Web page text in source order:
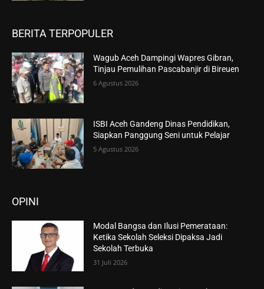
BERITA TERPOPULER
Wagub Aceh Dampingi Wapres Gibran,
Tinjau Pemulihan Pascabanjir di Bireuen
6 Agustus 2026
ISBI Aceh Gandeng Dinas Pendidikan,
Siapkan Panggung Seni untuk Pelajar
5 Agustus 2026
OPINI
Modal Bangsa dan Ilusi Pemerataan:
Ketika Sekolah Seleksi Dipaksa Jadi
Sekolah Terbuka
31 Juli 2026